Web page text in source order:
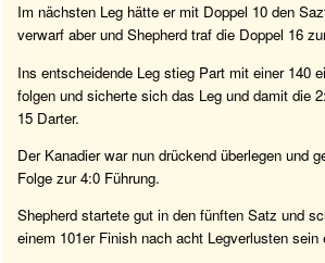
Im nächsten Leg hätte er mit Doppel 10 den
verwarf aber und Shepherd traf die Doppel 16
Ins entscheidende Leg stieg Part mit einer 140
folgen und sicherte sich das Leg und damit die
15 Darter.
Der Kanadier war nun drückend überlegen und
Folge zur 4:0 Führung.
Shepherd startete gut in den fünften Satz und
einem 101er Finish nach acht Legverlusten sein